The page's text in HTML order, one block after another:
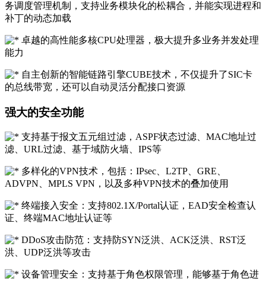
务调度管理机制，支持业务模块化的松耦合，并能实现进程和
补丁的动态加载
卓越的高性能多核CPU处理器，极大提升多业务并发处理
能力
自主创新的智能链路引擎CUBE技术，不仅提升了SIC卡
的总线带宽，还可以自动灵活分配接口资源
强大的安全功能
支持基于报文五元组过滤，ASPF状态过滤、MAC地址过
滤、URL过滤、基于域防火墙、IPS等
多样化的VPN技术，包括：IPsec、L2TP、GRE、
ADVPN、MPLS VPN，以及多种VPN技术的叠加使用
终端接入安全：支持802.1X/Portal认证，EAD安全检查认
证、终端MAC地址认证等
DDoS攻击防范：支持防SYN泛洪、ACK泛洪、RST泛
洪、UDP泛洪等攻击
设备管理安全：支持基于角色权限管理，能够基于角色进